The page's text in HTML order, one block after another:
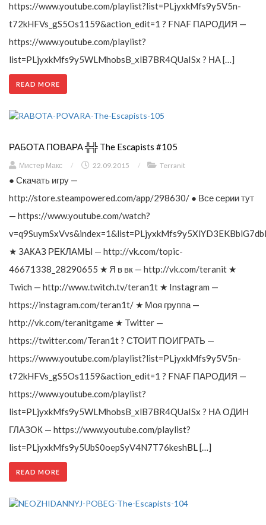
https://www.youtube.com/playlist?list=PLjyxkMfs9y5V5n-
t72kHFVs_gS5Os1159&action_edit=1 ? FNAF ПАРОДИЯ —
https://www.youtube.com/playlist?
list=PLjyxkMfs9y5WLMhobsB_xlB7BR4QUaISx ? НА […]
READ MORE
РАБОТА ПОВАРА ╬╬ The Escapists #105
Мистер Макс / 22.09.2015 / Terranit
● Скачать игру —
http://store.steampowered.com/app/298630/ ● Все серии тут
— https://www.youtube.com/watch?
★ ЗАКАЗ РЕКЛАМЫ — http://vk.com/topic-
46671338_28290655 ★ Я в вк — http://vk.com/teranit ★
Twich — http://www.twitch.tv/teran1t ★ Instagram —
https://instagram.com/teran1t/ ★ Моя группа —
http://vk.com/teranitgame ★ Twitter —
https://twitter.com/Teran1t ? СТОИТ ПОИГРАТЬ —
https://www.youtube.com/playlist?list=PLjyxkMfs9y5V5n-
t72kHFVs_gS5Os1159&action_edit=1 ? FNAF ПАРОДИЯ —
https://www.youtube.com/playlist?
list=PLjyxkMfs9y5WLMhobsB_xlB7BR4QUaISx ? НА ОДИН
ГЛАЗОК — https://www.youtube.com/playlist?
list=PLjyxkMfs9y5UbS0oepSyV4N7T76keshBL […]
READ MORE